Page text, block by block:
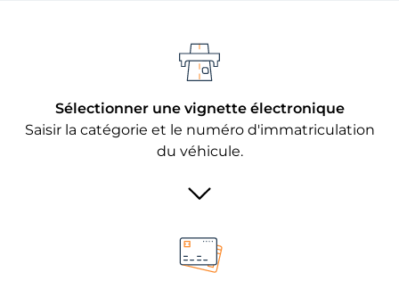
Sélectionner une vignette électronique
Saisir la catégorie et le numéro d'immatriculation
du véhicule.